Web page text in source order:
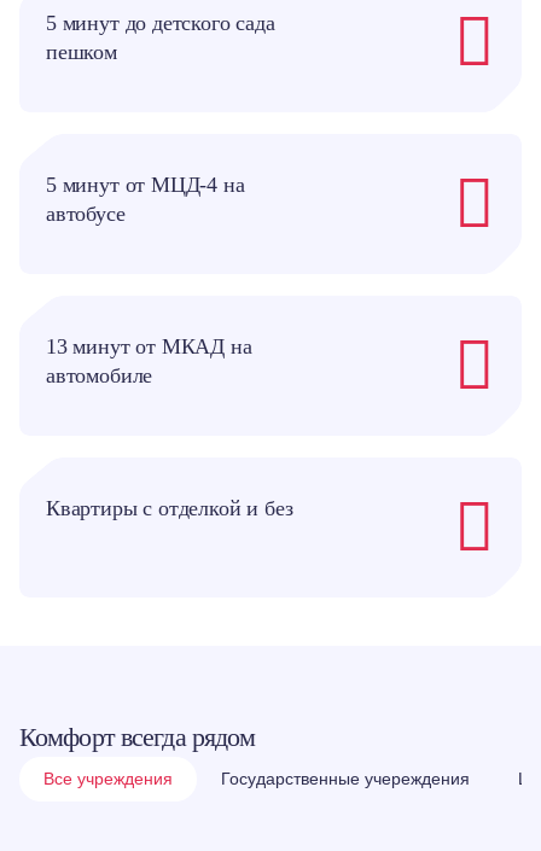
5 минут до детского сада
пешком
5 минут от МЦД-4 на
автобусе
13 минут от МКАД на
автомобиле
Квартиры с отделкой и без
Комфорт всегда рядом
Все учреждения Государственные учереждения